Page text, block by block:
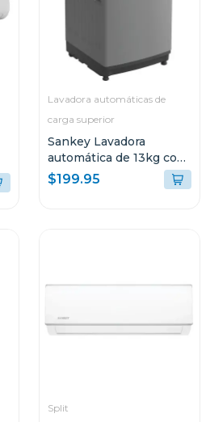
Lavadora automáticas de
carga superior
Sankey Lavadora
automática de 13kg con
filtro para pelusas
$199.95
Split